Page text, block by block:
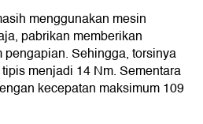
menggunakan mesin
pabrikan memberikan
Sehingga, torsinya
menjadi 14 Nm. Sementara
kecepatan maksimum 109